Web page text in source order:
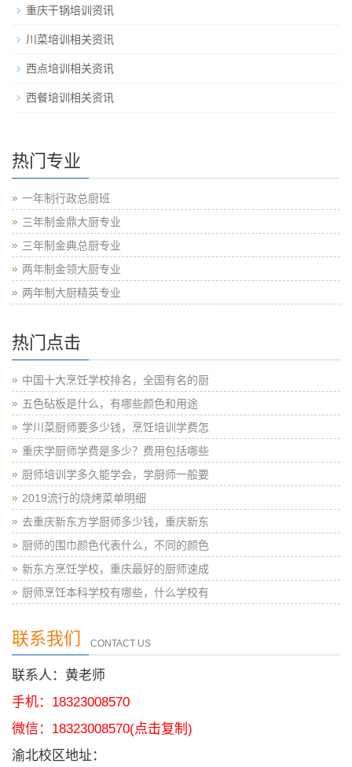
重庆干锅培训资讯
川菜培训相关资讯
西点培训相关资讯
西餐培训相关资讯
热门专业
一年制行政总厨班
三年制金鼎大厨专业
三年制金典总厨专业
两年制金领大厨专业
两年制大厨精英专业
热门点击
中国十大烹饪学校排名，全国有名的厨
五色砧板是什么，有哪些颜色和用途
学川菜厨师要多少钱，烹饪培训学费怎
重庆学厨师学费是多少？费用包括哪些
厨师培训学多久能学会，学厨师一般要
2019流行的烧烤菜单明细
去重庆新东方学厨师多少钱，重庆新东
厨师的围巾颜色代表什么，不同的颜色
新东方烹饪学校，重庆最好的厨师速成
厨师烹饪本科学校有哪些，什么学校有
联系我们 CONTACT US
联系人：黄老师
手机：18323008570
微信： 18323008570(点击复制)
渝北校区地址：